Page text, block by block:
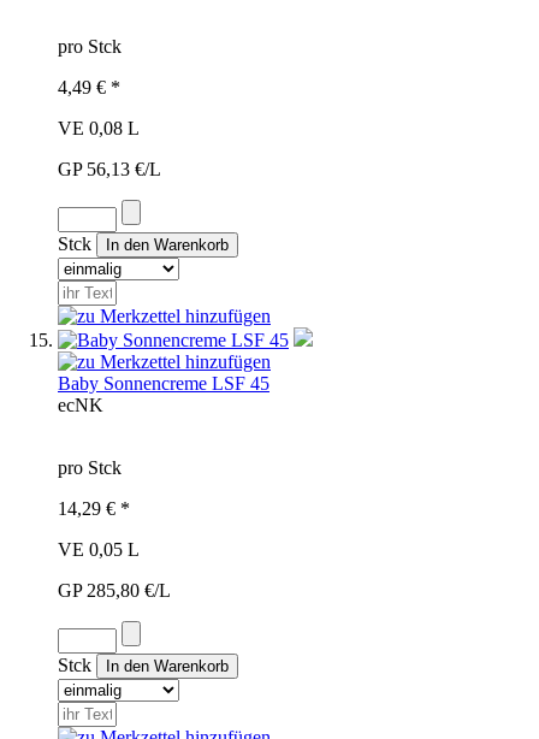
pro Stck
4,49 € *
VE 0,08 L
GP 56,13 €/L
Stck
Baby Sonnencreme LSF 45
ecNK
pro Stck
14,29 € *
VE 0,05 L
GP 285,80 €/L
Stck